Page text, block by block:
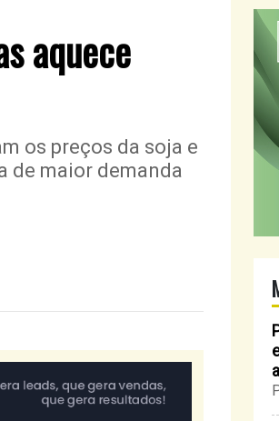
aquece
os preços da soja e
de maior demanda